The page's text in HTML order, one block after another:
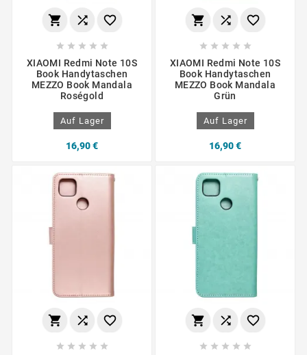
  
    
XIAOMI Redmi Note 10S
Book Handytaschen
MEZZO Book Mandala
Roségold
Auf Lager
16,90 €
  
    
XIAOMI Redmi Note 10S
Book Handytaschen
MEZZO Book Mandala
Grün
Auf Lager
16,90 €
  
    
  
    